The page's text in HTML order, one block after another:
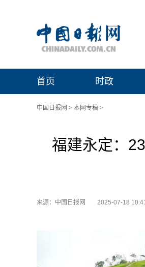
首页 时政
中国日报网 > 本网专稿 >
福建永定：
来源：中国日报网 2025-07-18